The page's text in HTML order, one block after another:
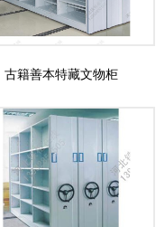
古籍善本特藏文物柜